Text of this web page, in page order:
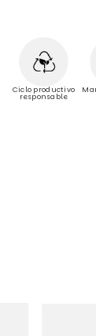
Ciclo productivo
responsable